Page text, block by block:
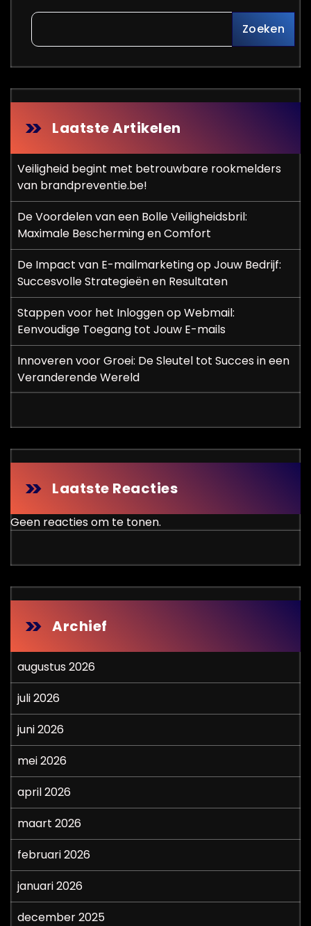
Zoeken
Laatste Artikelen
Veiligheid begint met betrouwbare rookmelders
van brandpreventie.be!
De Voordelen van een Bolle Veiligheidsbril:
Maximale Bescherming en Comfort
De Impact van E-mailmarketing op Jouw Bedrijf:
Succesvolle Strategieën en Resultaten
Stappen voor het Inloggen op Webmail:
Eenvoudige Toegang tot Jouw E-mails
Innoveren voor Groei: De Sleutel tot Succes in een
Veranderende Wereld
Laatste Reacties
Geen reacties om te tonen.
Archief
augustus 2026
juli 2026
juni 2026
mei 2026
april 2026
maart 2026
februari 2026
januari 2026
december 2025